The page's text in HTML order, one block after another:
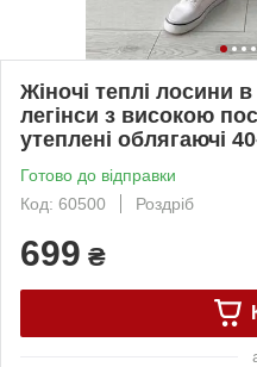
Жіночі теплі лосини
легінси з високою
утеплені облягаючі
Готово до відправки
Код: 60500
Роздріб
699 ₴